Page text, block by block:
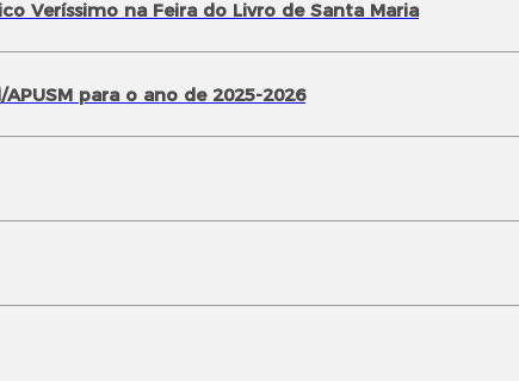
Veríssimo na Feira do Livro de Santa Maria
para o ano de 2025-2026